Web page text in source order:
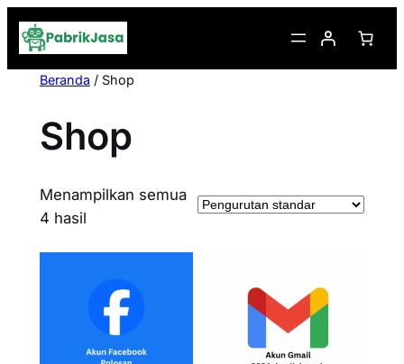
Lewati
ke
konten
Beranda / Shop
Shop
Menampilkan semua
4 hasil